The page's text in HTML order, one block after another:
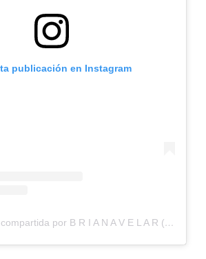
publicación en Instagram
Una publicación compartida por B R I A N A V E L A R (@brianavelarr)